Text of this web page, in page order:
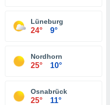
Lüneburg
24° 9°
Nordhorn
25° 10°
Osnabrück
25° 11°